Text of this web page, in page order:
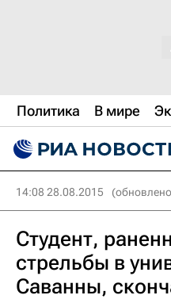
Политика В мире
14:08 28.08.2015
Студент,
стрельбы в
Саванны,